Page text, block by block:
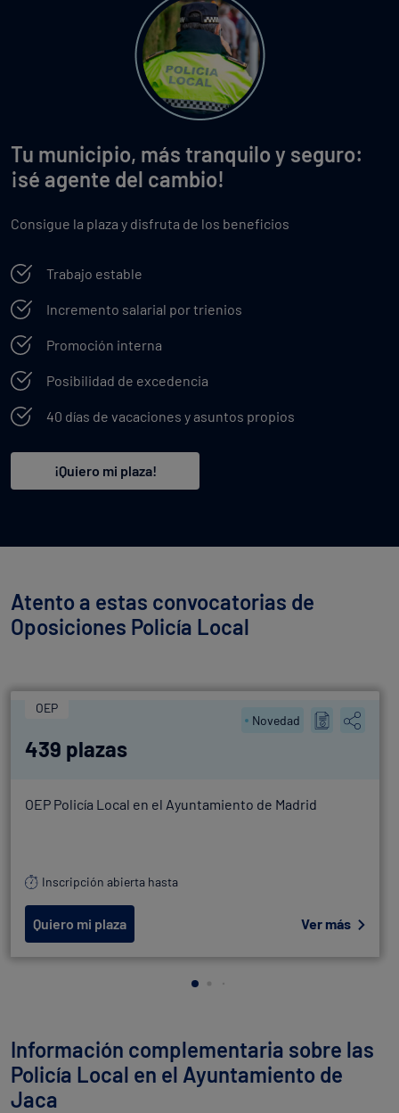
Tu municipio, más tranquilo y seguro:
¡sé agente del cambio!
Consigue la plaza y disfruta de los beneficios
Trabajo estable
Incremento salarial por trienios
Promoción interna
Posibilidad de excedencia
40 días de vacaciones y asuntos propios
¡Quiero mi plaza!
Atento a estas convocatorias de
Oposiciones Policía Local
OEP
Novedad
439 plazas
OEP Policía Local en el Ayuntamiento de Madrid
Inscripción abierta hasta
Quiero mi plaza Ver más
Información complementaria sobre las
Policía Local en el Ayuntamiento de
Jaca